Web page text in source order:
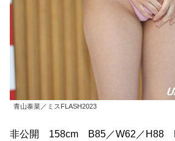
青山泰菜／ミスFLASH2023
非公開 158cm B85／W62／